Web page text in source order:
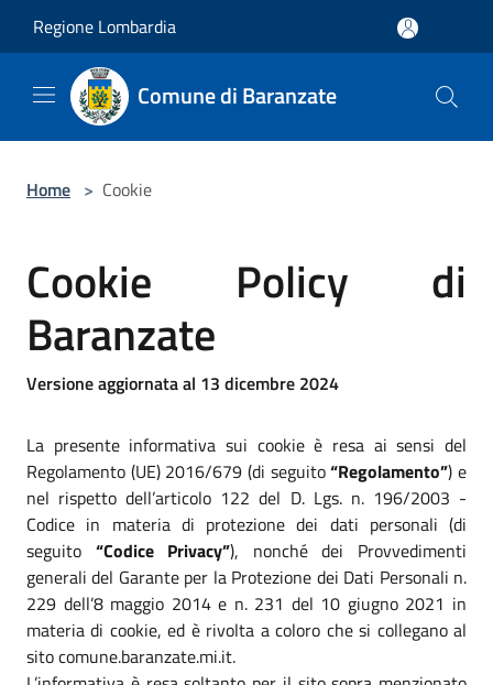
Regione Lombardia
Comune di Baranzate
Home > Cookie
Cookie Policy di
Baranzate
Versione aggiornata al 13 dicembre 2024
La presente informativa sui cookie è resa ai sensi del
Regolamento (UE) 2016/679 (di seguito“Regolamento”) e
nel rispetto dell’articolo 122 del D. Lgs. n. 196/2003 -
Codice in materia di protezione dei dati personali (di
seguito “Codice Privacy”), nonché dei Provvedimenti
generali del Garante per la Protezione dei Dati Personali n.
229 dell’8 maggio 2014 e n. 231 del 10 giugno 2021 in
materia di cookie, ed è rivolta a coloro che si collegano al
sito comune.baranzate.mi.it.